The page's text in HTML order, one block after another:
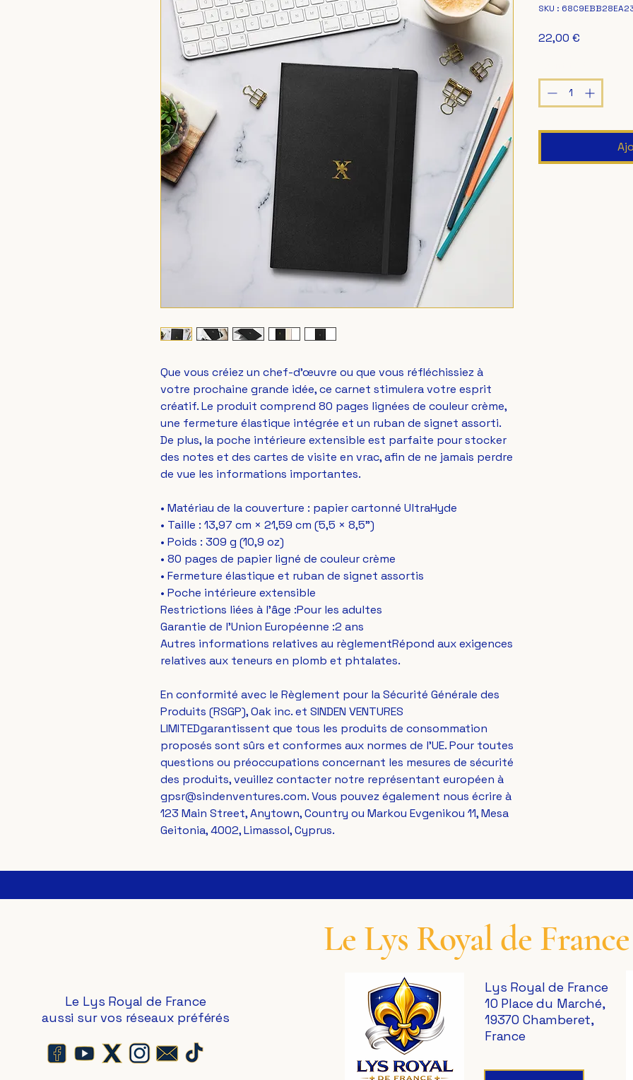
Que vous créiez un chef-d'œuvre ou que vous réfléchissiez à
votre prochaine grande idée, ce carnet stimulera votre esprit
créatif. Le produit comprend 80 pages lignées de couleur crème,
une fermeture élastique intégrée et un ruban de signet assorti.
De plus, la poche intérieure extensible est parfaite pour stocker
des notes et des cartes de visite en vrac, afin de ne jamais perdre
de vue les informations importantes.
• Matériau de la couverture : papier cartonné UltraHyde
• Taille : 13,97 cm × 21,59 cm (5,5 × 8,5")
• Poids : 309 g (10,9 oz)
• 80 pages de papier ligné de couleur crème
• Fermeture élastique et ruban de signet assortis
• Poche intérieure extensible
Restrictions liées à l'âge :Pour les adultes
Garantie de l'Union Européenne :2 ans
Autres informations relatives au règlementRépond aux exigences
relatives aux teneurs en plomb et phtalates.
En conformité avec le Règlement pour la Sécurité Générale des
Produits (RSGP), Oak inc. et SINDEN VENTURES
LIMITEDgarantissent que tous les produits de consommation
proposés sont sûrs et conformes aux normes de l'UE. Pour toutes
questions ou préoccupations concernant les mesures de sécurité
gpsr@sindenventures.com
123 Main Street, Anytown, Country ou Markou Evgenikou 11, Mesa
Geitonia, 4002, Limassol, Cyprus.
SKU :
22,00 €
Le Lys Royal de France
Le Lys Royal de France
aussi sur vos réseaux préférés
Lys Royal de France
10 Place du Marché,
19370 Chamberet,
France